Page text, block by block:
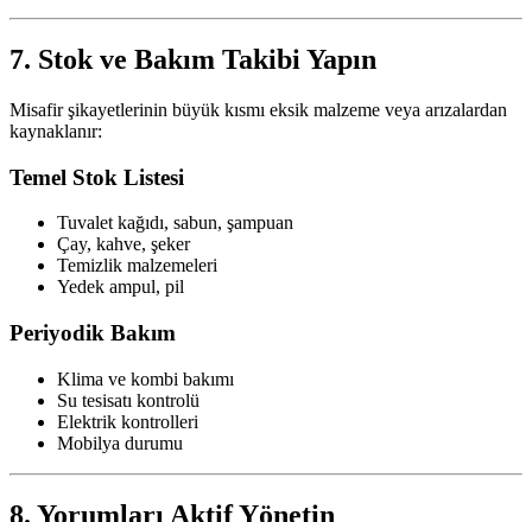
7. Stok ve Bakım Takibi Yapın
Misafir şikayetlerinin büyük kısmı eksik malzeme veya arızalardan
kaynaklanır:
Temel Stok Listesi
Tuvalet kağıdı, sabun, şampuan
Çay, kahve, şeker
Temizlik malzemeleri
Yedek ampul, pil
Periyodik Bakım
Klima ve kombi bakımı
Su tesisatı kontrolü
Elektrik kontrolleri
Mobilya durumu
8. Yorumları Aktif Yönetin